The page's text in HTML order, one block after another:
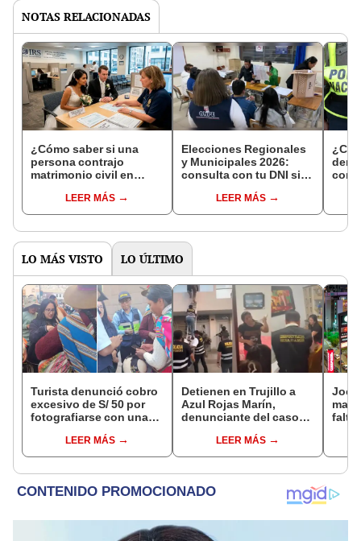
NOTAS RELACIONADAS
¿Cómo saber si una
persona contrajo
matrimonio civil en
LEER MÁS
Elecciones Regionales
y Municipales 2026:
consulta con tu DNI si
de mesa para este 4 de
octubre en el link oficial
LEER MÁS
con
LO MÁS VISTO LO ÚLTIMO
Turista denunció cobro
excesivo de S/ 50 por
fotografiarse con una
Serenazgo recuperó el
dinero
LEER MÁS
Detienen en Trujillo a
Azul Rojas Marín,
denunciante del caso
policíasLEER MÁS
falta